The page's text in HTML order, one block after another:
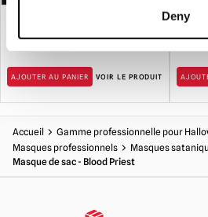
Deny
150.00
AJOUTER AU PANIER VOIR LE PRODUIT
£
Accueil
Gamme professionnelle pour
Masques professionnels
Masques
Masque de sac - Blood Priest